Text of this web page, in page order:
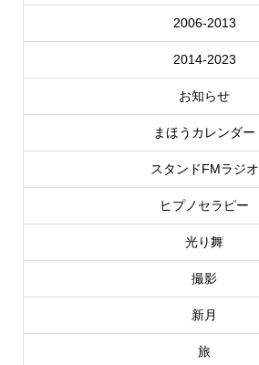
2006-2013
2014-2023
お知らせ
まほうカレンダー
スタンドFMラジオ
ヒプノセラピー
光り舞
撮影
新月
旅